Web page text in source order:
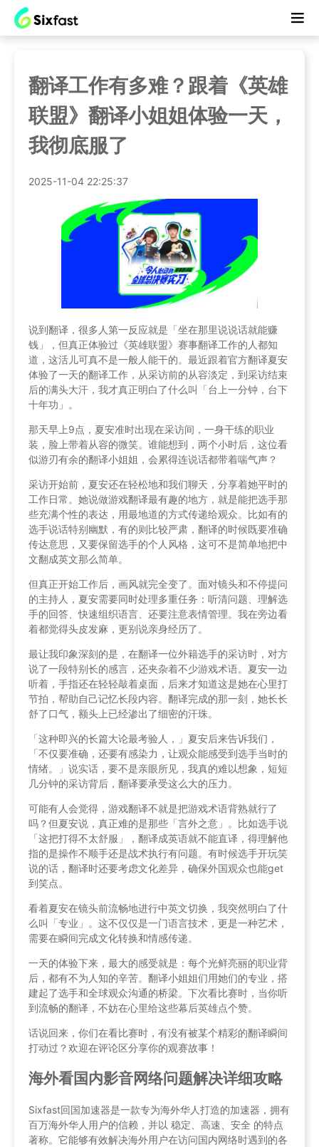
翻译工作有多难？跟着《英雄
联盟》翻译小姐姐体验一天，
我彻底服了
2025-11-04 22:25:37
说到翻译，很多人第一反应就是「坐在那里说说话就能赚
钱」，但真正体验过《英雄联盟》赛事翻译工作的人都知
道，这活儿可真不是一般人能干的。最近跟着官方翻译夏安
体验了一天的翻译工作，从采访前的从容淡定，到采访结束
后的满头大汗，我才真正明白了什么叫「台上一分钟，台下
十年功」。
那天早上9点，夏安准时出现在采访间，一身干练的职业
装，脸上带着从容的微笑。谁能想到，两个小时后，这位看
似游刃有余的翻译小姐姐，会累得连说话都带着喘气声？
采访开始前，夏安还在轻松地和我们聊天，分享着她平时的
工作日常。她说做游戏翻译最有趣的地方，就是能把选手那
些充满个性的表达，用最地道的方式传递给观众。比如有的
选手说话特别幽默，有的则比较严肃，翻译的时候既要准确
传达意思，又要保留选手的个人风格，这可不是简单地把中
文翻成英文那么简单。
但真正开始工作后，画风就完全变了。面对镜头和不停提问
的主持人，夏安需要同时处理多重任务：听清问题、理解选
手的回答、快速组织语言、还要注意表情管理。我在旁边看
着都觉得头皮发麻，更别说亲身经历了。
最让我印象深刻的是，在翻译一位外籍选手的采访时，对方
说了一段特别长的感言，还夹杂着不少游戏术语。夏安一边
听着，手指还在轻轻敲着桌面，后来才知道这是她在心里打
节拍，帮助自己记忆长段内容。翻译完成的那一刻，她长长
舒了口气，额头上已经渗出了细密的汗珠。
「这种即兴的长篇大论最考验人，」夏安后来告诉我们，
「不仅要准确，还要有感染力，让观众能感受到选手当时的
情绪。」说实话，要不是亲眼所见，我真的难以想象，短短
几分钟的采访背后，翻译要承受这么大的压力。
可能有人会觉得，游戏翻译不就是把游戏术语背熟就行了
吗？但夏安说，真正难的是那些「言外之意」。比如选手说
「这把打得不太舒服」，翻译成英语就不能直译，得理解他
指的是操作不顺手还是战术执行有问题。有时候选手开玩笑
说的话，翻译时还要考虑文化差异，确保外国观众也能get
到笑点。
看着夏安在镜头前流畅地进行中英文切换，我突然明白了什
么叫「专业」。这不仅仅是一门语言技术，更是一种艺术，
需要在瞬间完成文化转换和情感传递。
一天的体验下来，最大的感受就是：每个光鲜亮丽的职业背
后，都有不为人知的辛苦。翻译小姐姐们用她们的专业，搭
建起了选手和全球观众沟通的桥梁。下次看比赛时，当你听
到流畅的翻译，不妨在心里给这些幕后英雄点个赞。
话说回来，你们在看比赛时，有没有被某个精彩的翻译瞬间
打动过？欢迎在评论区分享你的观赛故事！
海外看国内影音网络问题解决详细攻略
Sixfast回国加速器是一款专为海外华人打造的加速器，拥有
百万海外华人用户的信赖，并以 稳定、高速、安全 的特点
著称。它能够有效解决海外用户在访问国内网络时遇到的各